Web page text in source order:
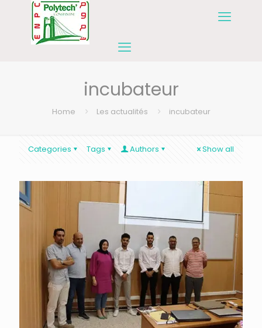
incubateur
Home Les actualités incubateur
Categories Tags Authors Show all